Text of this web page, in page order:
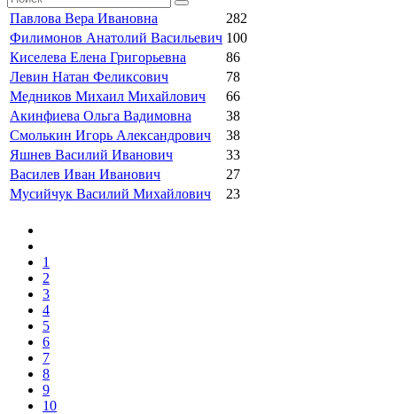
Павлова Вера Ивановна
282
Филимонов Анатолий Васильевич 100
Киселева Елена Григорьевна
86
Левин Натан Феликсович
78
Медников Михаил Михайлович
66
Акинфиева Ольга Вадимовна
38
Смолькин Игорь Александрович
38
Яшнев Василий Иванович
33
Василев Иван Иванович
27
Мусийчук Василий Михайлович
23
1
2
3
4
5
6
7
8
9
10